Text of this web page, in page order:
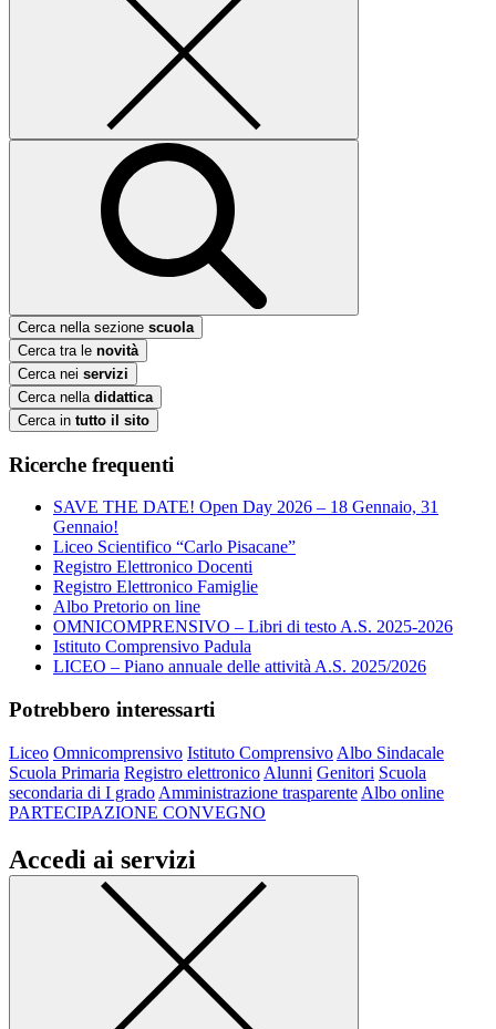
Cerca nella sezione scuola
Cerca tra le novità
Cerca nei servizi
Cerca nella didattica
Cerca in tutto il sito
Ricerche frequenti
SAVE THE DATE! Open Day 2026 – 18 Gennaio, 31
Gennaio!
Liceo Scientifico “Carlo Pisacane”
Registro Elettronico Docenti
Registro Elettronico Famiglie
Albo Pretorio on line
OMNICOMPRENSIVO – Libri di testo A.S. 2025-2026
Istituto Comprensivo Padula
LICEO – Piano annuale delle attività A.S. 2025/2026
Potrebbero interessarti
Liceo Omnicomprensivo Istituto Comprensivo Albo Sindacale
Scuola Primaria Registro elettronico Alunni Genitori Scuola
secondaria di I grado Amministrazione trasparente Albo online
PARTECIPAZIONE CONVEGNO
Accedi ai servizi